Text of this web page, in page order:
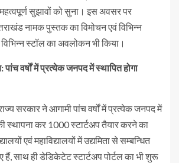
सुझावों को सुना। इस अवसर पर
नामक पुस्तक का विमोचन एवं विभिन्न
स्टॉल का अवलोकन भी किया।
पांच वर्षों में प्रत्येक जनपद में स्थापित होगा
सरकार ने आगामी पांच वर्षों में प्रत्येक जनपद में
स्थापना कर 1000 स्टार्टअप तैयार करने का
एवं महाविद्यालयों में उद्यमिता से सम्बन्धित
हैं, साथ ही डेडिकेटेट स्टार्टअप पोर्टल का भी शुरू